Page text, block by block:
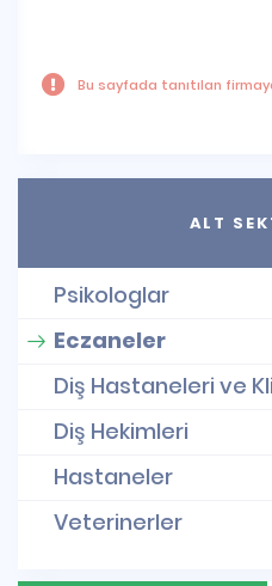
Bu sayfada tanıtılan
ALT
Psikologlar
Eczaneler
Diş Hastaneleri ve
Diş Hekimleri
Hastaneler
Veterinerler